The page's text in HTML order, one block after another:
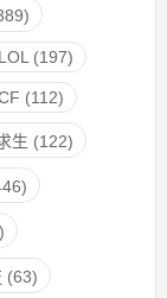
LOL (197)
(112)
生 (122)
(63)